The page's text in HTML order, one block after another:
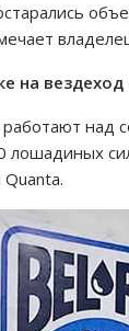
на вездеход
над